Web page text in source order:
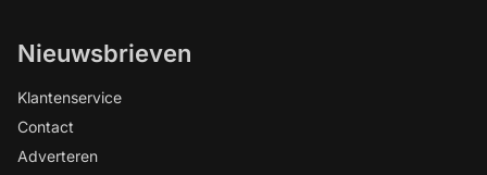
Nieuwsbrieven
Klantenservice
Contact
Adverteren